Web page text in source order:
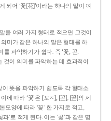
되어 ‘꽃[花]’이라는 하나의 말이 여
을 여러 가지 형태로 적으면 그것이
미가 같은 하나의 말은 형태를 하
파악하기가 쉽다. 즉 ‘꽃, 꼰,
것이 의미를 파악하는 데 효과적이
이 뜻을 파악하기 쉽도록 각 형태소
에 따라 ‘꽃’은 [꼬ㅊ], [꼰], [꼳]의 세
모양에 따라 ‘꽃’ 한 가지로 적고,
’로 적게 된다. 이는 ‘꽃’과 같은 명